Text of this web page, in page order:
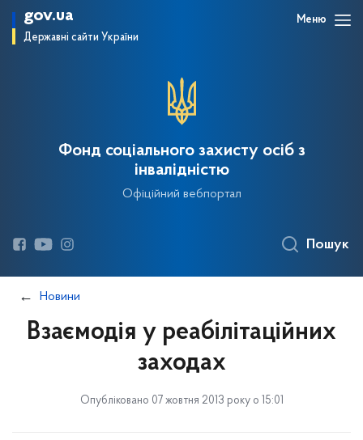
gov.ua
Державні сайти України
Меню
Фонд соціального захисту осіб з
інвалідністю
Офіційний вебпортал
Пошук
Новини
Взаємодія у реабілітаційних
заходах
Опубліковано 07 жовтня 2013 року о 15:01